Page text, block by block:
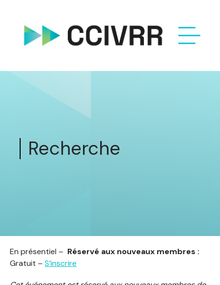
Recherche
En présentiel – Réservé aux nouveaux membres :
Gratuit – S’inscrire